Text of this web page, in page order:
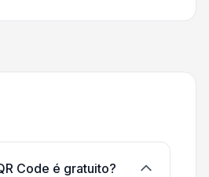
Code é gratuito?